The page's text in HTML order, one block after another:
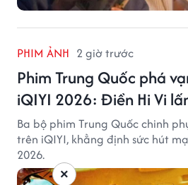
PHIM ẢNH 2 giờ trước
Phim Trung Quốc phá
iQIYI 2026: Điền Hi Vi
Ba bộ phim Trung Quốc chinh
trên iQIYI, khẳng định sức hút
2026.
×